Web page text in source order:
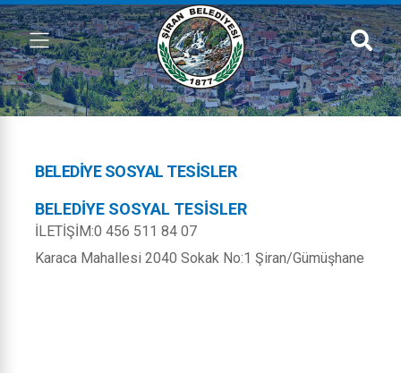
BELEDIYE SOSYAL TESISLER
BELEDİYE SOSYAL TESİSLER
İLETİŞİM:0 456 511 84 07
Karaca Mahallesi 2040 Sokak No:1 Şiran/Gümüşhane